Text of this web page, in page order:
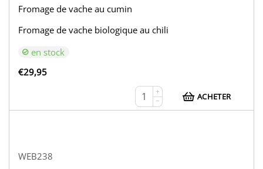
Fromage de vache au cumin
Fromage de vache biologique au chili
en stock
€29,95
+
−
ACHETER
WEB238